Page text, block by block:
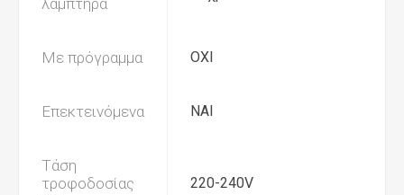
λαμπτήρα
Με πρόγραμμα ΟΧΙ
Επεκτεινόμενα ΝΑΙ
Τάση
τροφοδοσίας
220-240V